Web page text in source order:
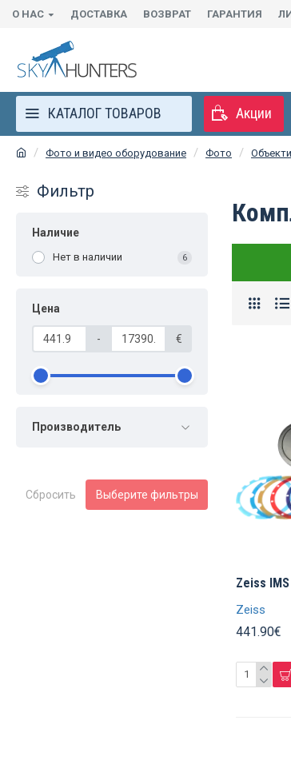
О НАС ДОСТАВКА ВОЗВРАТ ГАРАНТИЯ
КАТАЛОГ ТОВАРОВ Акции
Фото и видео оборудование Фото
Фильтр
Наличие
Нет в наличии 6
Цена
- €
Производитель
Сбросить Выберите фильтры
Zeiss
Zeiss
441.90€